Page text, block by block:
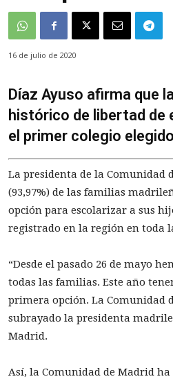
16 de julio de 2020
Díaz Ayuso afirma que
histórico de libertad de
el primer colegio
La presidenta de la Comunidad
(93,97%) de las familias
opción para escolarizar a sus
registrado en la región en toda
“Desde el pasado 26 de mayo
todas las familias. Este año
primera opción. La Comunidad
subrayado la presidenta
Madrid.
Así, la Comunidad de Madrid